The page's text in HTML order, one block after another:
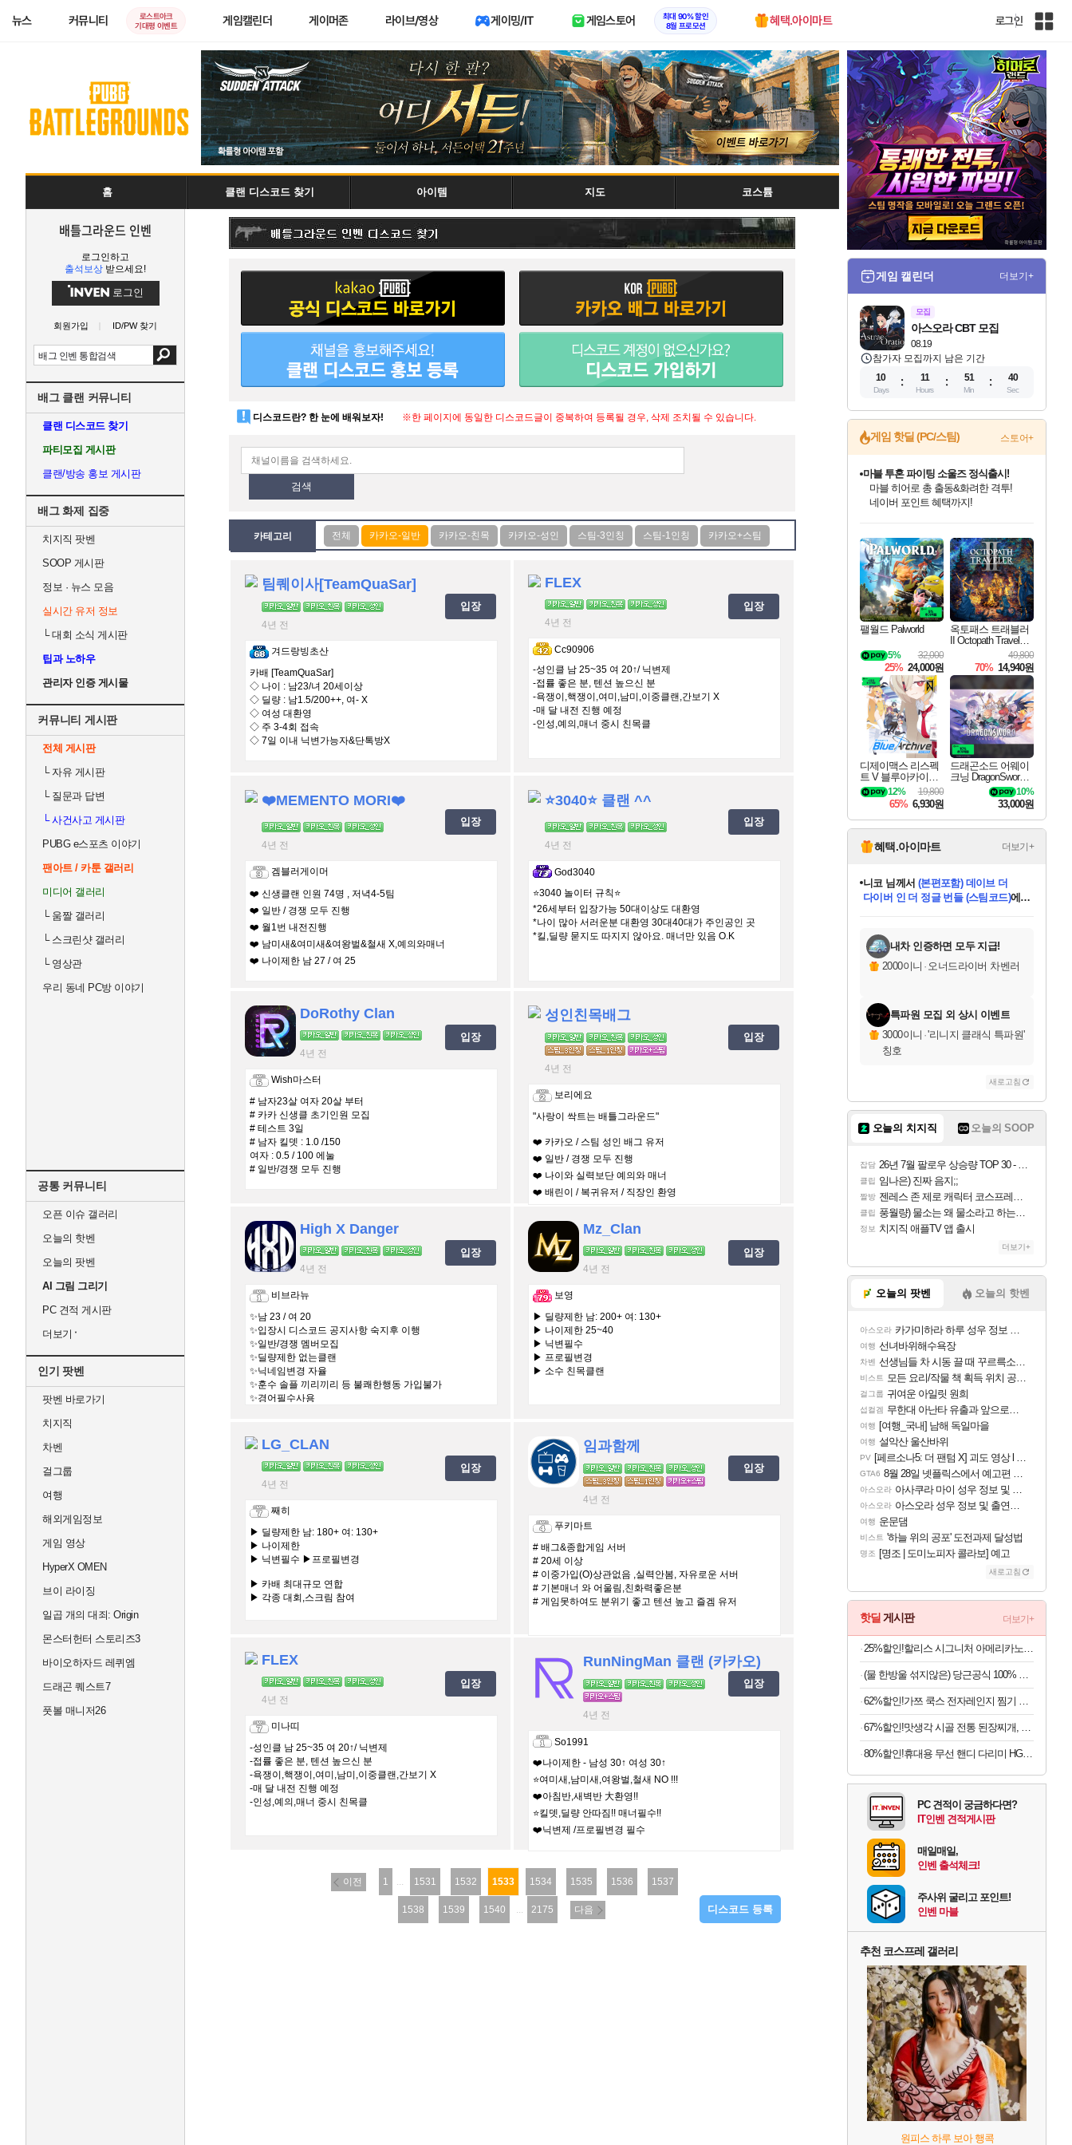
뉴스 커뮤니티
로스트아크
기대평 이벤트
게임캘린더 게이머존 라이브/영상 게이밍/IT 게임스토어
최대 90% 할인
8월 프로모션
혜택.아이마트 로그인
인
전
이
트
맵
홈 클랜 디스코드 찾기 아이템 지도 코스튬
배틀그라운드 인벤
로그인하고
출석보상 받으세요!
로그인
회원가입 ID/PW 찾기
배그 클랜 커뮤니티
클랜 디스코드 찾기
파티모집 게시판
클랜/방송 홍보 게시판
배그 화제 집중
치지직 팟벤
SOOP 게시판
정보 · 뉴스 모음
실시간 유저 정보
└대회 소식 게시판
팁과 노하우
관리자 인증 게시물
커뮤니티 게시판
전체 게시판
└자유 게시판
└질문과 답변
└사건사고 게시판
PUBG e스포츠 이야기
팬아트 / 카툰 갤러리
미디어 갤러리
└움짤 갤러리
└스크린샷 갤러리
└영상관
우리 동네 PC방 이야기
공통 커뮤니티
오픈 이슈 갤러리
오늘의 핫벤
오늘의 팟벤
AI 그림 그리기
PC 견적 게시판
더보기
인기 팟벤
팟벤 바로가기
치지직
차벤
걸그룹
여행
해외게임정보
게임 영상
HyperX OMEN
브이 라이징
일곱 개의 대죄: Origin
몬스터헌터 스토리즈3
바이오하자드 레퀴엠
드래곤 퀘스트7
풋볼 매니저26
디스코드란? 한 눈에 배워보자! ※한 페이지에 동일한 디스코드글이 중복하여 등록될 경우, 삭제 조치될 수 있습니다.
검색
카테고리
팀퀘이사[TeamQuaSar]
4년 전
입장
겨드랑빙초산
카배 [TeamQuaSar]
◇ 나이 : 남23/녀 20세이상
◇ 딜량 : 남1.5/200++, 여- X
◇ 여성 대환영
◇ 주 3-4회 접속
◇ 7일 이내 닉변가능자&단톡방X
FLEX
4년 전
입장
Cc90906
-성인클 남 25~35 여 20↑/ 닉변제
-접률 좋은 분, 텐션 높으신 분
-욕쟁이,핵쟁이,여미,남미,이중클랜,간보기 X
-매 달 내전 진행 예정
-인성,예의,매너 중시 친목클
❤️MEMENTO MORI❤️
4년 전
입장
겜블러게이머
❤️ 신생클랜 인원 74명 , 저녁4-5팀
❤️ 일반 / 경쟁 모두 진행
❤️ 월1번 내전진행
❤️ 남미새&여미새&여왕벌&철새 X,예의와매너
❤️ 나이제한 남 27 / 여 25
⭐️3040⭐️ 클랜 ^^
4년 전
입장
God3040
⭐️3040 놀이터 규칙⭐️
*26세부터 입장가능 50대이상도 대환영
*나이 많아 서러운분 대환영 30대40대가 주인공인 곳
*킬,딜량 묻지도 따지지 않아요. 매너만 있음 O.K
DoRothy Clan
4년 전
입장
Wish마스터
# 남자23살 여자 20살 부터
# 카카 신생클 초기인원 모집
# 테스트 3일
# 남자 킬뎃 : 1.0 /150
여자 : 0.5 / 100 에눌
# 일반/경쟁 모두 진행
성인친목배그
4년 전
입장
보리에요
"사랑이 싹트는 배틀그라운드"
❤️ 카카오 / 스팀 성인 배그 유저
❤️ 일반 / 경쟁 모두 진행
❤️ 나이와 실력보단 예의와 매너
❤️ 배린이 / 복귀유저 / 직장인 환영
High X Danger
4년 전
입장
비브라뉴
✨남 23 / 여 20
✨입장시 디스코드 공지사항 숙지후 이행
✨일반/경쟁 멤버모집
✨딜량제한 없는클랜
✨닉네임변경 자율
✨훈수 솔플 끼리끼리 등 불쾌한행동 가입불가
✨경어필수사용
Mz_Clan
4년 전
입장
보영
▶ 딜량제한 남: 200+ 여: 130+
▶ 나이제한 25~40
▶ 닉변필수
▶ 프로필변경
▶ 소수 친목클랜
LG_CLAN
4년 전
입장
째히
▶ 딜량제한 남: 180+ 여: 130+
▶ 나이제한
▶ 닉변필수 ▶프로필변경
▶ 카배 최대규모 연합
▶ 각종 대회,스크림 참여
임과함께
4년 전
입장
푸키마트
# 배그&종합게임 서버
# 20세 이상
# 이중가입(O)상관없음 ,실력안봄, 자유로운 서버
# 기본매너 와 어울림,친화력좋은분
# 게임못하여도 분위기 좋고 텐션 높고 즐겜 유저
FLEX
4년 전
입장
미나띠
-성인클 남 25~35 여 20↑/ 닉변제
-접률 좋은 분, 텐션 높으신 분
-욕쟁이,핵쟁이,여미,남미,이중클랜,간보기 X
-매 달 내전 진행 예정
-인성,예의,매너 중시 친목클
RunNingMan 클랜 (카카오)
4년 전
입장
So1991
❤️나이제한 - 남성 30↑ 여성 30↑
⭐여미새,남미새,여왕벌,철새 NO !!!
❤️아침반,새벽반 大환영!!
⭐킬뎃,딜량 안따짐!! 매너필수!!
❤️닉변제 /프로필변경 필수
이전 1 ... 1531 1532 1533 1534 1535 1536 1537
1538 1539 1540 ... 2175 다음 디스코드 등록
게임 캘린더 더보기+
모집
08.19
아스오라 CBT 모집
참가자 모집까지 남은 기간
10
Days
11
Hours
51
Min
40
Sec
게임 핫딜 (PC/스팀) 스토어+
최대 90% 할인가를 만나보세요!
네이버혜택과 함께 만나보세요!
50%할인&추가 적립까지!
마블 투혼 파이팅 소울즈 정식출시!
마블 히어로 총 출동&화려한 격투!
네이버 포인트 혜택까지!
이니&베니 혜택까지!
네이버 혜택가와 함께 예약하세요!
할인&네이버혜택으로 만나보세요!
네이버페이 혜택과 만나보세요!
40주년 프로모션으로 만나보세요!
할인가에 만나보세요!
일부 에디션 상시 할인!
혜택으로 예약 판매 중
편안하게 충전하세요
팰월드 Palworld
32,000
5%
25% 24,000원
옥토패스 트래블러
II Octopath Traveler I
49,800
70% 14,940원
디제이맥스 리스펙
트 V 블루아카이브
팩 DJMAX RESPE
CT V Blue Archive P
ack DLC
19,800
12%
65% 6,930원
드래곤소드 어웨이
크닝 DragonSword A
10%
33,000원
혜택.아이마트 더보기+
교환.
당첨되셨습니다.
니코님께서 (본편포함) 데이브 더
다이버 인 더 정글 번들 (스팀코드)에
당첨되셨습니다.
당첨되셨습니다.
당첨되셨습니다.
당첨되셨습니다.
당첨되셨습니다.
에디션 (스팀코드)를 교환.
당첨되셨습니다.
내차 인증하면 모두 지급!
2000이니 · 오너드라이버 차벤러
특파원 모집 외 상시 이벤트
3000이니 ·'리니지 클래식 특파원'
칭호
새로고침
오늘의 치지직 오늘의 SOOP
잡담 26년 7월 팔로우 상승량 TOP 30 - 월간 치지직
클립 임나은) 진짜 음지;;
짤방 젠레스 존 제로 캐릭터 코스프레한 꽁주
클립 풍월량) 물소는 왜 물소라고 하는거야? 아! 그만 ㅋㅋ
정보 치지직 애플TV 앱 출시
더보기+
오늘의 팟벤 오늘의 핫벤
아스오라 카가미하라 하루 성우 정보 및 주요 필모
여행 선녀바위해수욕장
차벤 선생님들 차 시동 끌 때 꾸르륵소리나는데
비스트 모든 요리/작물 책 획득 위치 공략 (36개) - 미식가 도전과제
걸그룹 귀여운 아일릿 원희
섭컬겜 무한대 아난타 유출과 앞으로의 예상 (루머)
여행 [여행_국내] 남해 독일마을
여행 설악산 울산바위
PV [페르소나5: 더 팬텀 X] 괴도 영상 l 타카마키 안·댄싱 스타
GTA6 8월 28일 넷플릭스에서 예고편 공개 예정
아스오라 아사쿠라 마이 성우 정보 및 주요 필모
아스오라 아스오라 성우 정보 및 출연작 모음
여행 운문댐
비스트 '하늘 위의 공포' 도전과제 달성법
명조 [명조 | 도미노피자 콜라보] 예고
새로고침
핫딜 게시판 더보기+
25%할인!할리스 시그니처 아메리카노, 550ml, 12개
(물 한방울 섞지않은) 당근공식 100% 착즙 국내산 당근주스 x 30개
62%할인!가쯔 쿡스 전자레인지 찜기 라면용기 특대, 다크그레이, 1L, 2개
67%할인!맛생각 시골 전통 된장찌개, 600g, 5개
80%할인!휴대용 무선 핸디 다리미 HG-Y01, 화이트, 1개
PC 견적이 궁금하다면?
IT인벤 견적게시판
매일매일,
인벤 출석체크!
주사위 굴리고 포인트!
인벤 마블
추천 코스프레 갤러리
원피스 하루 보아 행콕